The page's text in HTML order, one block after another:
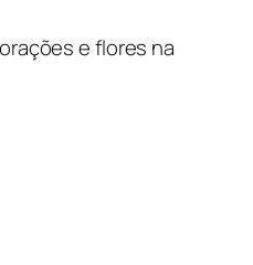
o
e flores na